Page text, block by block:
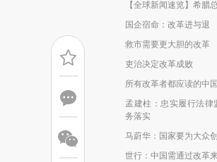
【全球新闻速览】希腊
国企宿命：改革进与退
救市需要更大胆的改革
吏治决定改革成败
所有改革者都应读的中
孟建柱：忠实履行法
务落实
马蔚华：国家要为大众
世行：中国需通过改革